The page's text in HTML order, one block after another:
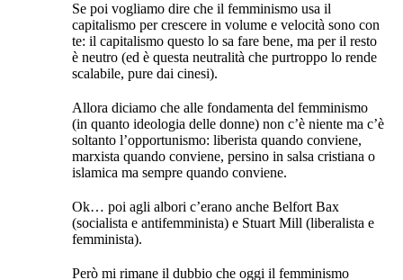
Se poi vogliamo dire che il femminismo usa il
capitalismo per crescere in volume e velocità sono con
te: il capitalismo questo lo sa fare bene, ma per il resto
è neutro (ed è questa neutralità che purtroppo lo rende
scalabile, pure dai cinesi).
Allora diciamo che alle fondamenta del femminismo
(in quanto ideologia delle donne) non c’è niente ma c’è
soltanto l’opportunismo: liberista quando conviene,
marxista quando conviene, persino in salsa cristiana o
islamica ma sempre quando conviene.
Ok… poi agli albori c’erano anche Belfort Bax
(socialista e antifemminista) e Stuart Mill (liberalista e
femminista).
Però mi rimane il dubbio che oggi il femminismo